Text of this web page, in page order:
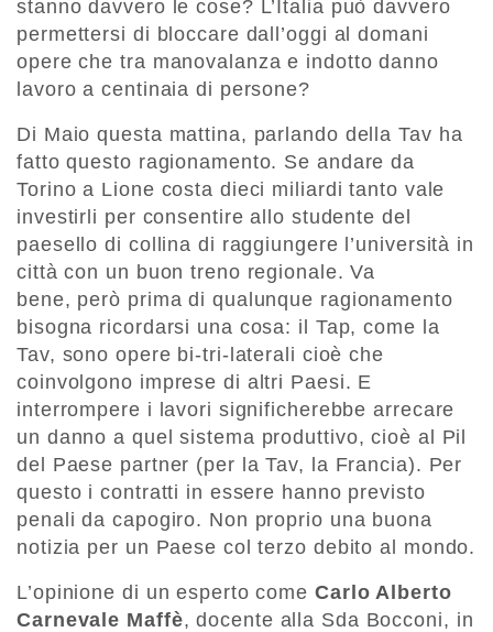
stanno davvero le cose? L’Italia può davvero
permettersi di bloccare dall’oggi al domani
opere che tra manovalanza e indotto danno
lavoro a centinaia di persone?
Di Maio questa mattina, parlando della Tav ha
fatto questo ragionamento. Se andare da
Torino a Lione costa dieci miliardi tanto vale
investirli per consentire allo studente del
paesello di collina di raggiungere l’università in
città con un buon treno regionale. Va
bene, però prima di qualunque ragionamento
bisogna ricordarsi una cosa: il Tap, come la
Tav, sono opere bi-tri-laterali cioè che
coinvolgono imprese di altri Paesi. E
interrompere i lavori significherebbe arrecare
un danno a quel sistema produttivo, cioè al Pil
del Paese partner (per la Tav, la Francia). Per
questo i contratti in essere hanno previsto
penali da capogiro. Non proprio una buona
notizia per un Paese col terzo debito al mondo.
L’opinione di un esperto come Carlo Alberto
Carnevale Maffè, docente alla Sda Bocconi, in